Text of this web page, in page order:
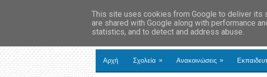
Αρχή Σχολεία » Ανακοινώσεις »
This site uses cookies from Google to deliver its
are shared with Google along with performance
statistics, and to detect and address abuse.